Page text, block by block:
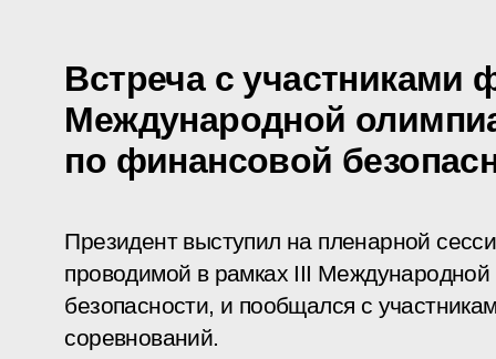
Встреча с участниками
Международной
по финансовой
Президент выступил на пленарной
проводимой в рамках III
безопасности, и пообщался с
соревнований.